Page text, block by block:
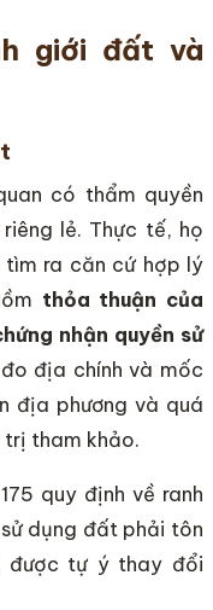
giới đất và
có thẩm quyền
lẻ. Thực tế, họ
tìm ra căn cứ hợp lý
thỏa thuận của
nhận quyền sử
địa chính và mốc
địa phương và quá
trị tham khảo.
quy định về ranh
dụng đất phải tôn
được tự ý thay đổi